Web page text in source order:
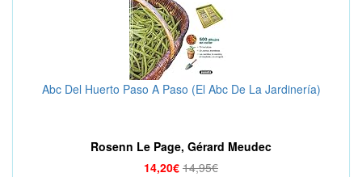
Abc Del Huerto Paso A Paso (El Abc De La Jardinería)
Rosenn Le Page, Gérard Meudec
14,20€ 14,95€